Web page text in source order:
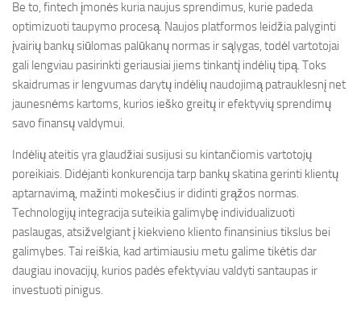
Be to, fintech įmonės kuria naujus sprendimus, kurie padeda
optimizuoti taupymo procesą. Naujos platformos leidžia palyginti
įvairių bankų siūlomas palūkanų normas ir sąlygas, todėl vartotojai
gali lengviau pasirinkti geriausiai jiems tinkantį indėlių tipą. Toks
skaidrumas ir lengvumas darytų indėlių naudojimą patrauklesnį net
jaunesnėms kartoms, kurios ieško greitų ir efektyvių sprendimų
savo finansų valdymui.
Indėlių ateitis yra glaudžiai susijusi su kintančiomis vartotojų
poreikiais. Didėjanti konkurencija tarp bankų skatina gerinti klientų
aptarnavimą, mažinti mokesčius ir didinti grąžos normas.
Technologijų integracija suteikia galimybę individualizuoti
paslaugas, atsižvelgiant į kiekvieno kliento finansinius tikslus bei
galimybes. Tai reiškia, kad artimiausiu metu galime tikėtis dar
daugiau inovacijų, kurios padės efektyviau valdyti santaupas ir
investuoti pinigus.